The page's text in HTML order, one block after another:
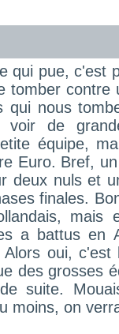
qui pue, c'est
tomber
qui nous
de
équipe,
Euro. Bref,
deux nuls et
finales.
mais
a battus en
oui, c'est
des grosses
suite.
moins, on